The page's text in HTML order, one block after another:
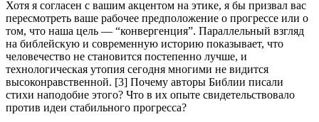
Хотя я согласен с вашим акцентом на этике, я бы призвал вас
пересмотреть ваше рабочее предположение о прогрессе или о
том, что наша цель — “конвергенция”. Параллельный взгляд
на библейскую и современную историю показывает, что
человечество не становится постепенно лучше, и
технологическая утопия сегодня многими не видится
высоконравственной. [3] Почему авторы Библии писали
стихи наподобие этого? Что в их опыте свидетельствовало
против идеи стабильного прогресса?